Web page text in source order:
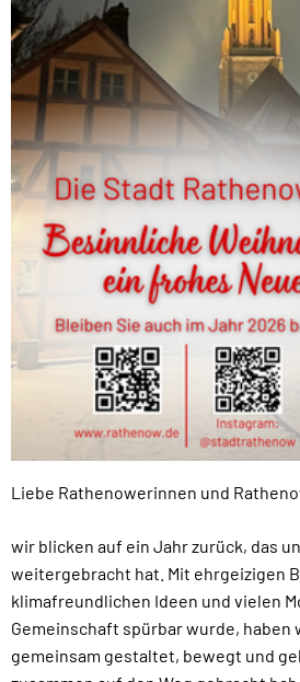
Liebe Rathenowerinnen und
wir blicken auf ein Jahr zurück, das
weitergebracht hat. Mit ehrgeizigen
klimafreundlichen Ideen und vielen
Gemeinschaft spürbar wurde, haben
gemeinsam gestaltet, bewegt und